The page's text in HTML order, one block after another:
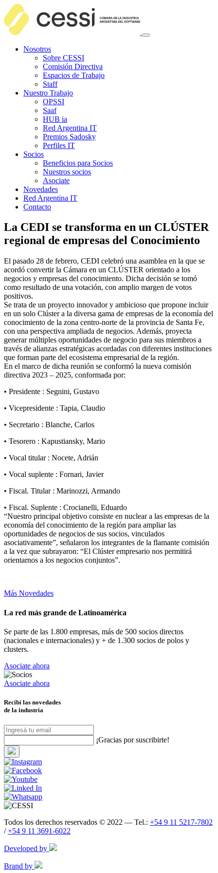
Nosotros
Sobre CESSI
Comisión Directiva
Espacios de Trabajo
Staff
Nuestro Trabajo
OPSSI
Saaf
HUB ia
Red Argentina IT
Premios Sadosky
Perfiles IT
Socios
Beneficios para Socios
Nuestros socios
Asociate
Novedades
Red Argentina IT
Contacto
La CEDI se transforma en un CLÚSTER
regional de empresas del Conocimiento
El pasado 28 de febrero, CEDI celebró una asamblea en la que se
acordó convertir la Cámara en un CLÚSTER orientado a los
negocios y empresas del conocimiento. Dicha decisión se tomó
como resultado de una votación, con amplio margen de votos
positivos.
Se trata de un proyecto innovador y ambicioso que propone incluir
en un solo Clúster a la diversa gama de empresas de la economía del
conocimiento de la zona centro-norte de la provincia de Santa Fe,
con una perspectiva ampliada de negocios. Además, proyecta
generar múltiples oportunidades de negocio para sus miembros a
través de alianzas estratégicas acordadas con diferentes instituciones
que forman parte del ecosistema empresarial de la región.
En el marco de dicha reunión se conformó la nueva comisión
directiva 2023 – 2025, conformada por:
• Presidente : Segnini, Gustavo
• Vicepresidente : Tapia, Claudio
• Secretario : Blanche, Carlos
• Tesorero : Kapustiansky, Mario
• Vocal titular : Nocete, Adrián
• Vocal suplente : Fornari, Javier
• Fiscal. Titular : Marinozzi, Armando
• Fiscal. Suplente : Crocianelli, Eduardo
“Nuestro principal objetivo consiste en nuclear a las empresas de la
economía del conocimiento de la región para ampliar las
oportunidades de negocios de sus socios, vinculados
asociativamente”, señalaron los integrantes de la flamante comisión
a la vez que subrayaron: “El Clúster empresario nos permitirá
orientarnos a los negocios conjuntos”.
Más Novedades
La red más grande de Latinoamérica
Se parte de las 1.800 empresas, más de 500 socios directos
(nacionales e internacionales) y + de 1.300 socios de polos y
clusters.
Asociate ahora
Asociate ahora
Recibí las novedades
de la industria
¡Gracias por suscribirte!
Todos los derechos reservados © 2022 — Tel.: +54 9 11 5217-7802
/+54 9 11 3691-6022
Developed by
Brand by